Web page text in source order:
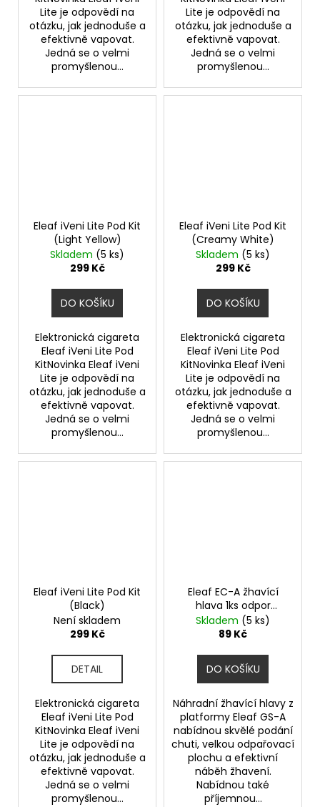
Lite je odpovědí na
otázku, jak jednoduše a
efektivně vapovat.
Jedná se o velmi
promyšlenou...
Lite je odpovědí na
otázku, jak jednoduše a
efektivně vapovat.
Jedná se o velmi
promyšlenou...
Eleaf iVeni Lite Pod Kit
(Light Yellow)
Skladem (5 ks)
299 Kč
DO KOŠÍKU
Elektronická cigareta
Eleaf iVeni Lite Pod
KitNovinka Eleaf iVeni
Lite je odpovědí na
otázku, jak jednoduše a
efektivně vapovat.
Jedná se o velmi
promyšlenou...
Eleaf iVeni Lite Pod Kit
(Creamy White)
Skladem (5 ks)
299 Kč
DO KOŠÍKU
Elektronická cigareta
Eleaf iVeni Lite Pod
KitNovinka Eleaf iVeni
Lite je odpovědí na
otázku, jak jednoduše a
efektivně vapovat.
Jedná se o velmi
promyšlenou...
Eleaf iVeni Lite Pod Kit
(Black)
Není skladem
299 Kč
DETAIL
Elektronická cigareta
Eleaf iVeni Lite Pod
KitNovinka Eleaf iVeni
Lite je odpovědí na
otázku, jak jednoduše a
efektivně vapovat.
Jedná se o velmi
promyšlenou...
Eleaf EC-A žhavící
hlava 1ks odpor
0,3ohm
Skladem (5 ks)
89 Kč
DO KOŠÍKU
Náhradní žhavící hlavy z
platformy Eleaf GS-A
nabídnou skvělé podání
chuti, velkou odpařovací
plochu a efektivní
náběh žhavení.
Nabídnou také
příjemnou...